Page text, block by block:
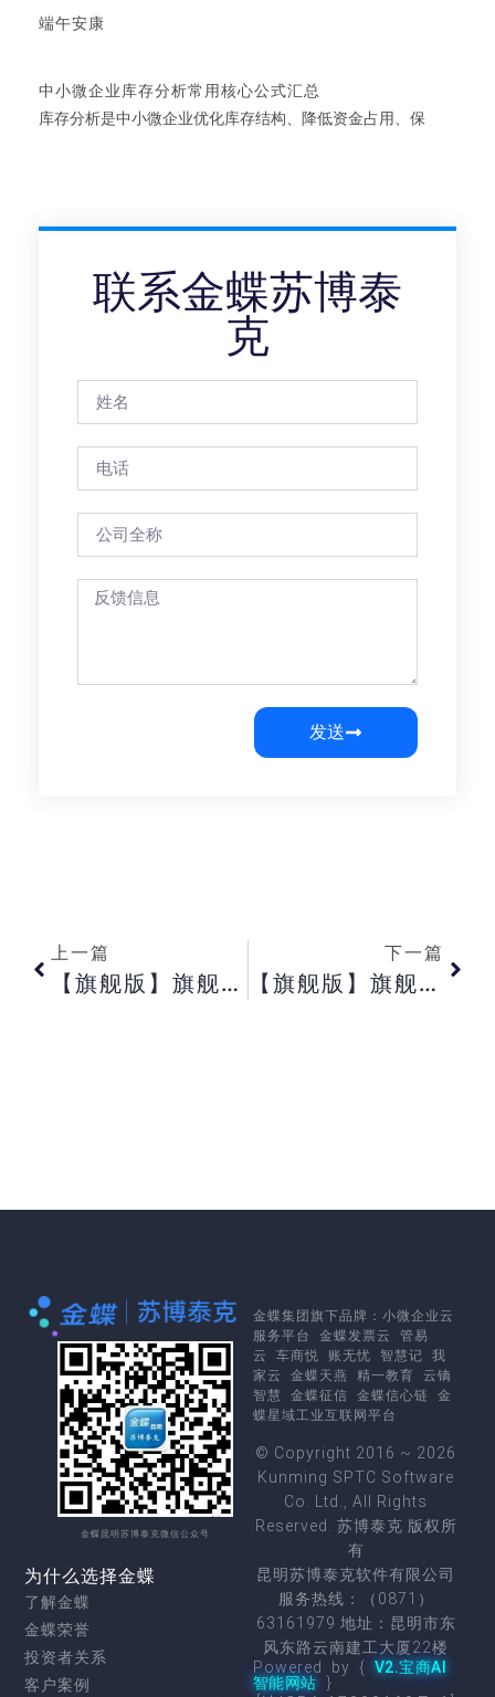
端午安康
中小微企业库存分析常用核心公式汇总
库存分析是中小微企业优化库存结构、降低资金占用、保
联系金蝶苏博泰
克
发送
上一篇
【旗舰版】旗舰版生产投料单上面的标准用量是如何反写的？【专业版】专业版即时库存如何查询启用批号物料的库存数据？【标准/ 迷你版】标准/ 迷你版明细账时如何设置不显示对方科目？
下一篇
【旗舰版】旗舰版销售出库单上可以携带网上订单上的运费吗？【专业版】专业版如何限制出纳与总账对账不等不允许结账？【标准/ 迷你版】标准/ 迷你版打印凭证如何实现底部不显示记账人与审核人？
金蝶昆明苏博泰克微信公众号
为什么选择金蝶
了解金蝶
金蝶荣誉
投资者关系
客户案例
金蝶集团 旗下品牌： 小微企业云
服务平台
金蝶发票云
管易
云
车商悦 账无忧 智慧记
我
家云
金蝶天燕 精一教育
云镝
智慧
金蝶征信 金蝶信心链
金
蝶星域工业互联网平台
© Copyright 2016 ~ 2026
Kunming SPTC Software
Co. Ltd., All Rights
Reserved. 苏博泰克 版权所
有
昆明苏博泰克软件有限公司
服务热线：（0871）
63161979 地址：昆明市东
风东路云南建工大厦22楼
Powered by { V2.宝商AI
智能网站 }